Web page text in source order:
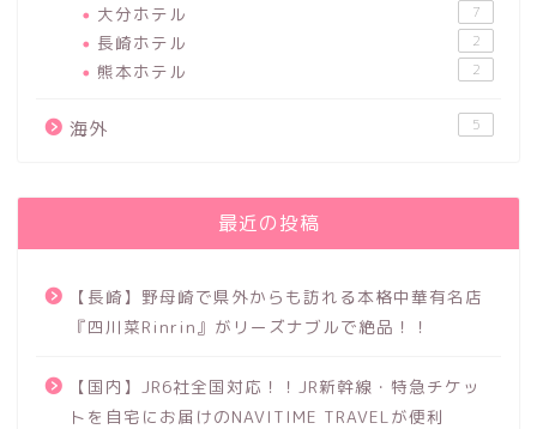
大分ホテル 7
長崎ホテル 2
熊本ホテル 2
海外 5
最近の投稿
【長崎】野母崎で県外からも訪れる本格中華有名店
『四川菜Rinrin』がリーズナブルで絶品！！
【国内】JR6社全国対応！！JR新幹線・特急チケッ
トを自宅にお届けのNAVITIME TRAVELが便利